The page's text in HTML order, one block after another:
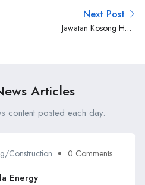
Next Post
Jawatan Kosong HHA
Articles
content posted each day.
Construction 0 Comments
Energy